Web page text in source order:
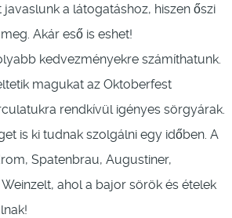
a látogatáshoz, hiszen őszi
Akár eső is eshet!
kedvezményekre számíthatunk.
magukat az Oktoberfest
rendkívül igényes sörgyárak.
is ki tudnak szolgálni egy időben. A
Spatenbrau, Augustiner,
ahol a bajor sörök és ételek